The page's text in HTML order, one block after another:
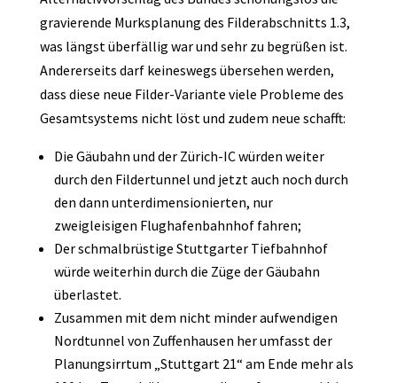
gravierende Murksplanung des Filderabschnitts 1.3,
was längst überfällig war und sehr zu begrüßen ist.
Andererseits darf keineswegs übersehen werden,
dass diese neue Filder-Variante viele Probleme des
Gesamtsystems nicht löst und zudem neue schafft:
Die Gäubahn und der Zürich-IC würden weiter
durch den Fildertunnel und jetzt auch noch durch
den dann unterdimensionierten, nur
zweigleisigen Flughafenbahnhof fahren;
Der schmalbrüstige Stuttgarter Tiefbahnhof
würde weiterhin durch die Züge der Gäubahn
überlastet.
Zusammen mit dem nicht minder aufwendigen
Nordtunnel von Zuffenhausen her umfasst der
Planungsirrtum „Stuttgart 21“ am Ende mehr als